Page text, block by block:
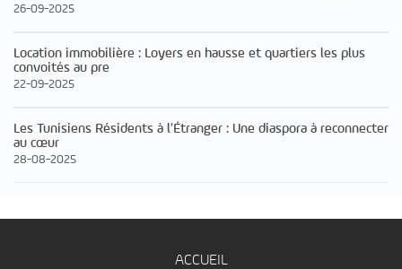
26-09-2025
Location immobilière : Loyers en hausse et quartiers les plus
convoités au pre
22-09-2025
Les Tunisiens Résidents à l’Étranger : Une diaspora à reconnecter
au cœur
28-08-2025
ACCUEIL